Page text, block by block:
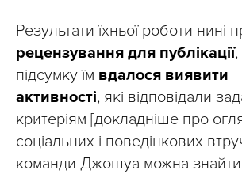
Результати їхньої роботи нині
рецензування для публікації
підсумку їм вдалося виявити
активності, які відповідали
критеріям [докладніше про
соціальних і поведінкових
команди Джошуа можна знайти